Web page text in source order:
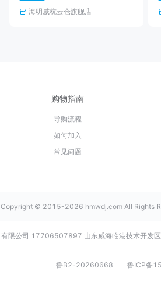
海明威杭云仓旗舰店
购物指南
导购流程
如何加入
常见问题
Copyright © 2015-2026 hmwdj.com All Rights
有限公司 17706507897 山东威海临港技术开发
鲁B2-20260668 鲁ICP备